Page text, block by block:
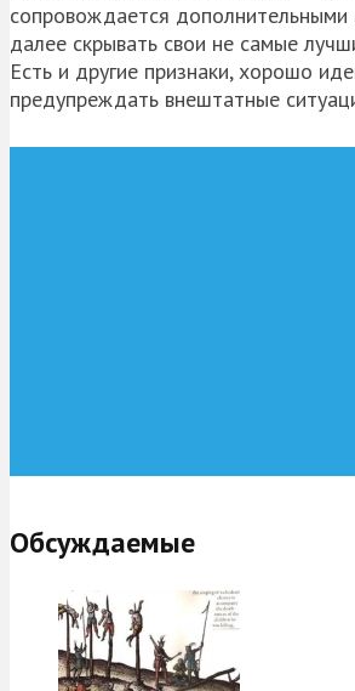
сопровождается дополнительными
далее скрывать свои не самые
Есть и другие признаки, хорошо
предупреждать внештатные
Обсуждаемые